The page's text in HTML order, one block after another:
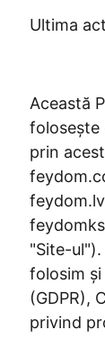
Ultima
Această
folosește
prin
"Site-
folosim
(GDPR),
privind